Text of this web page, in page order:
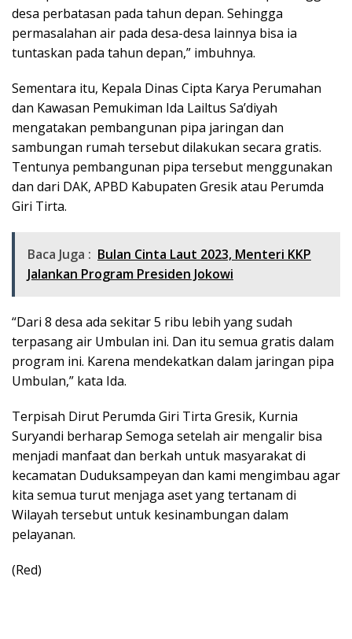
desa perbatasan pada tahun depan. Sehingga
permasalahan air pada desa-desa lainnya bisa ia
tuntaskan pada tahun depan,” imbuhnya.
Sementara itu, Kepala Dinas Cipta Karya Perumahan
dan Kawasan Pemukiman Ida Lailtus Sa’diyah
mengatakan pembangunan pipa jaringan dan
sambungan rumah tersebut dilakukan secara gratis.
Tentunya pembangunan pipa tersebut menggunakan
dan dari DAK, APBD Kabupaten Gresik atau Perumda
Giri Tirta.
Baca Juga : Bulan Cinta Laut 2023, Menteri KKP
Jalankan Program Presiden Jokowi
“Dari 8 desa ada sekitar 5 ribu lebih yang sudah
terpasang air Umbulan ini. Dan itu semua gratis dalam
program ini. Karena mendekatkan dalam jaringan pipa
Umbulan,” kata Ida.
Terpisah Dirut Perumda Giri Tirta Gresik, Kurnia
Suryandi berharap Semoga setelah air mengalir bisa
menjadi manfaat dan berkah untuk masyarakat di
kecamatan Duduksampeyan dan kami mengimbau agar
kita semua turut menjaga aset yang tertanam di
Wilayah tersebut untuk kesinambungan dalam
pelayanan.
(Red)